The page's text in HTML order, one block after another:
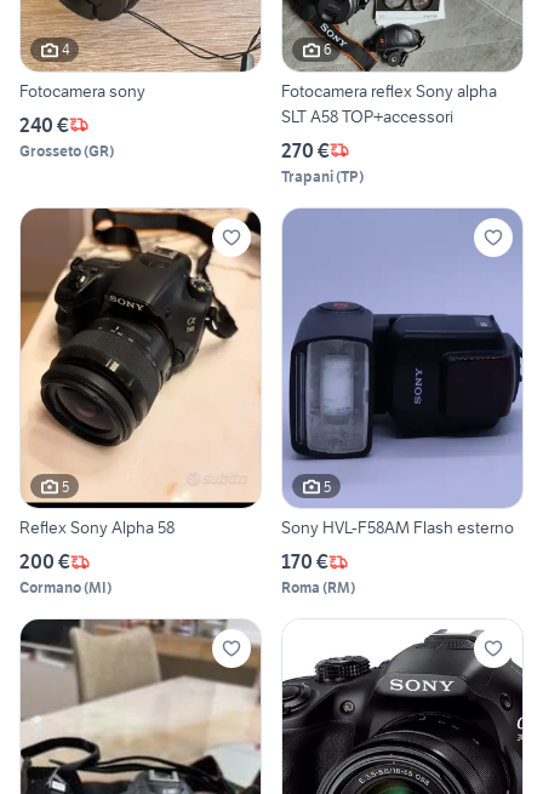
4
Fotocamera sony
240 €
Grosseto(GR)
6
Fotocamera reflex Sony alpha
SLT A58 TOP+accessori
270 €
Trapani(TP)
5
Reflex Sony Alpha 58
200 €
Cormano(MI)
5
Sony HVL-F58AM Flash esterno
170 €
Roma (RM)